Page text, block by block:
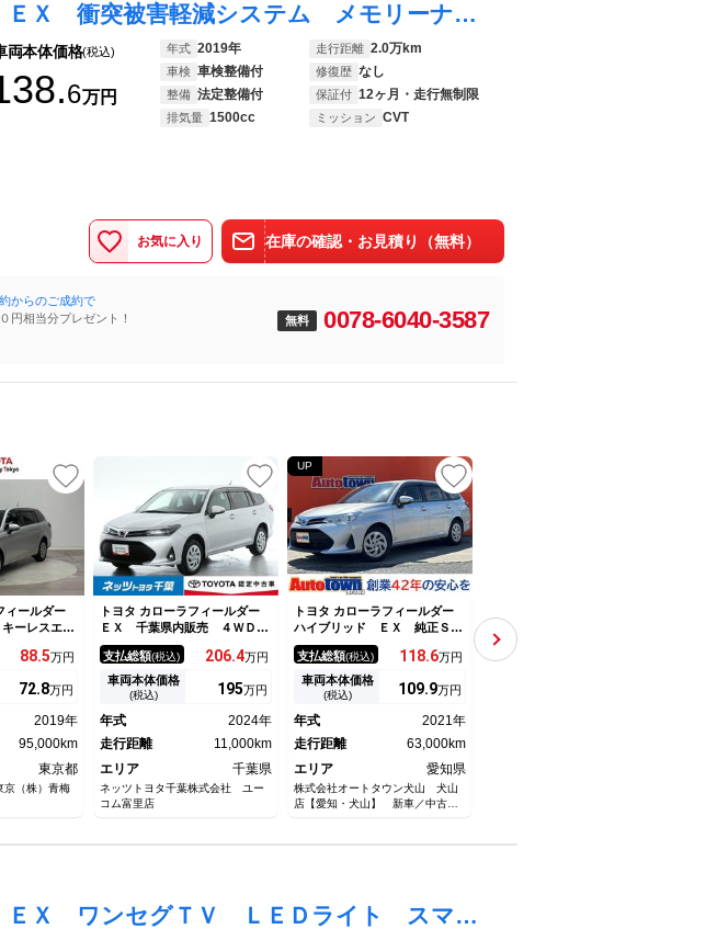
カローラフィールダー ＥＸ 衝突被害軽減システム メモリーナビ フルセグ ＥＴＣ ＣＤ ミュージックプレイヤー接続可 ＤＶＤ再生 スマートキー キーレス アイドリングストップ ワンオーナー
両本体価格(税込)
6万円
年式 2019年 走行距離 2.0万km
車検 車検整備付 修復歴 なし
整備 法定整備付 保証付 12ヶ月・走行無制限
排気量 1500cc ミッション CVT
お気に入り 在庫の確認・お見積り（無料）
からのご成約で
円相当分プレゼント！
無料 0078-6040-3587
ィールダー
ーレスエン
リティー
ンスソナー
エアＢ Ｉ
防止機能 点
ジＴＶ 運
Ｃ
88.5万円
72.8万円
2019年
95,000km
東京都
京（株）青梅
トヨタ カローラフィールダー
ＥＸ 千葉県内販売 ４ＷＤ
フルセグ メモリーナビ バッ
クカメラ 衝突被害軽減システ
ム ＥＴＣ ＬＥＤヘッドラン
プ ＣＤ＆ＤＶＤ再生 記録
スマートキー
支払総額(税込) 206.4万円
車両本体価格
(税込) 195万円
年式
2024年
走行距離
11,000km
エリア
千葉県
ネッツトヨタ千葉株式会社 ユー
コム富里店
UP
トヨタ カローラフィールダー
ハイブリッド ＥＸ 純正ＳＤ
ナビ ＥＴＣ バックカメラ
ＴＶ クリアランスソナー レ
ーンアシスト 衝突被害軽減シ
ステム オートマチックハイビ
ミラー ＣＶＴ 盗難防止シス
テム
支払総額(税込) 118.6万円
車両本体価格
(税込) 109.9万円
年式
2021年
走行距離
63,000km
エリア
愛知県
株式会社オートタウン犬山 犬山
店【愛知・犬山】 新車／中古車
ハイブリッド ＥＸ ナビゲー
ション ＥＴＣ スマートキ
ー フルオートエアコン ＵＳ
支払総額
カローラフィールダー ＥＸ ワンセグＴＶ ＬＥＤライト スマ－トキ－ アイドルストップ ＶＳＣ キーレスエントリー 衝突被害軽減装置 サイドエアバック バックモニター メディアプレイヤー接続 オートエアコン ナビ＆ＴＶ ＥＴＣ